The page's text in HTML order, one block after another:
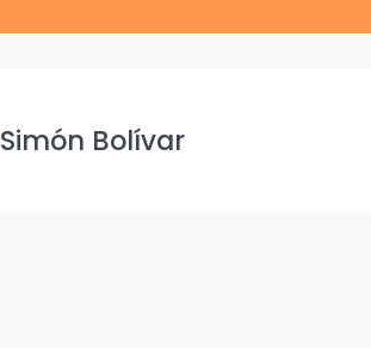
Simón Bolívar